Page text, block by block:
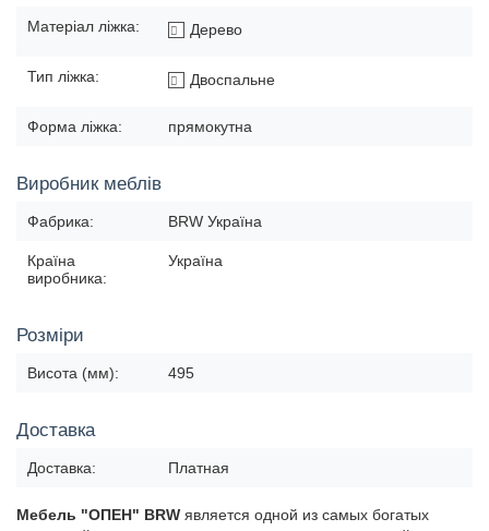
Матеріал ліжка: Дерево
Тип ліжка: Двоспальне
Форма ліжка: прямокутна
Виробник меблів
Фабрика: BRW Україна
Країна
виробника:
Україна
Розміри
Висота (мм): 495
Доставка
Доставка: Платная
Мебель "ОПЕН" BRW является одной из самых богатых